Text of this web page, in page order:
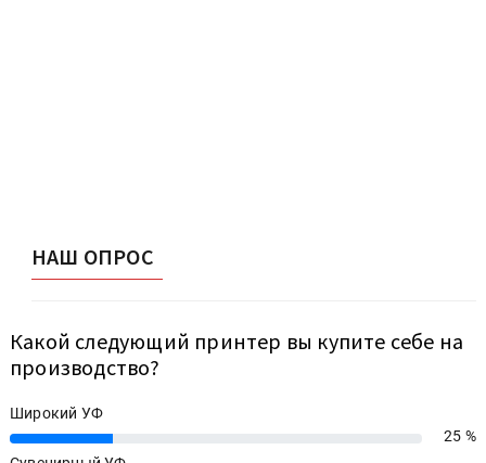
НАШ ОПРОС
Какой следующий принтер вы купите себе на
производство?
Широкий УФ
25%
25 %